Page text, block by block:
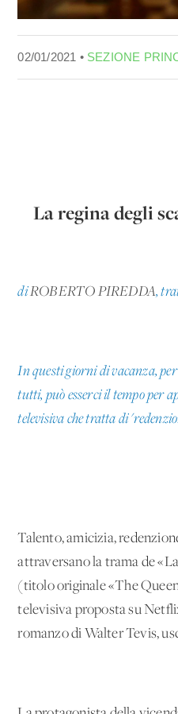
02/01/2021 • SEZIONE
La regina degli
diROBERTO PIREDDA,
In questi giorni di vacanza,
tutti, può esserci il tempo per
televisiva che tratta di
Talento, amicizia,
attraversano la trama de
(titolo originale «The
televisiva proposta su
romanzo di Walter Tevis,